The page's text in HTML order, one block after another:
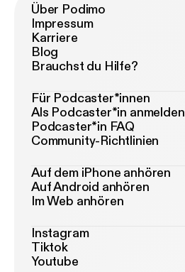
Über Podimo
Impressum
Karriere
Blog
Brauchst du Hilfe?
Für Podcaster*innen
Als Podcaster*in anmelden
Podcaster*in FAQ
Community-Richtlinien
Auf dem iPhone anhören
Auf Android anhören
Im Web anhören
Instagram
Tiktok
Youtube